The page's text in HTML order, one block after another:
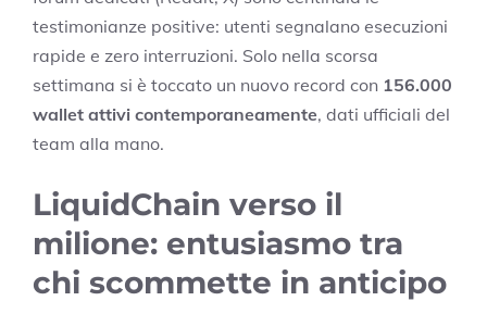
testimonianze positive: utenti segnalano esecuzioni
rapide e zero interruzioni. Solo nella scorsa
settimana si è toccato un nuovo record con 156.000
wallet attivi contemporaneamente, dati ufficiali del
team alla mano.
LiquidChain verso il
milione: entusiasmo tra
chi scommette in anticipo